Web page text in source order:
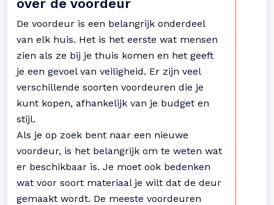
over de voordeur
De voordeur is een belangrijk onderdeel
van elk huis. Het is het eerste wat mensen
zien als ze bij je thuis komen en het geeft
je een gevoel van veiligheid. Er zijn veel
verschillende soorten voordeuren die je
kunt kopen, afhankelijk van je budget en
stijl.
Als je op zoek bent naar een nieuwe
voordeur, is het belangrijk om te weten wat
er beschikbaar is. Je moet ook bedenken
wat voor soort materiaal je wilt dat de deur
gemaakt wordt. De meeste voordeuren